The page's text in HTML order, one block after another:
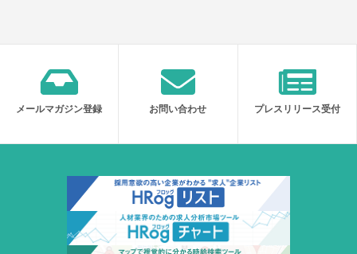
メールマガジン登録 お問い合わせ プレスリリース受付